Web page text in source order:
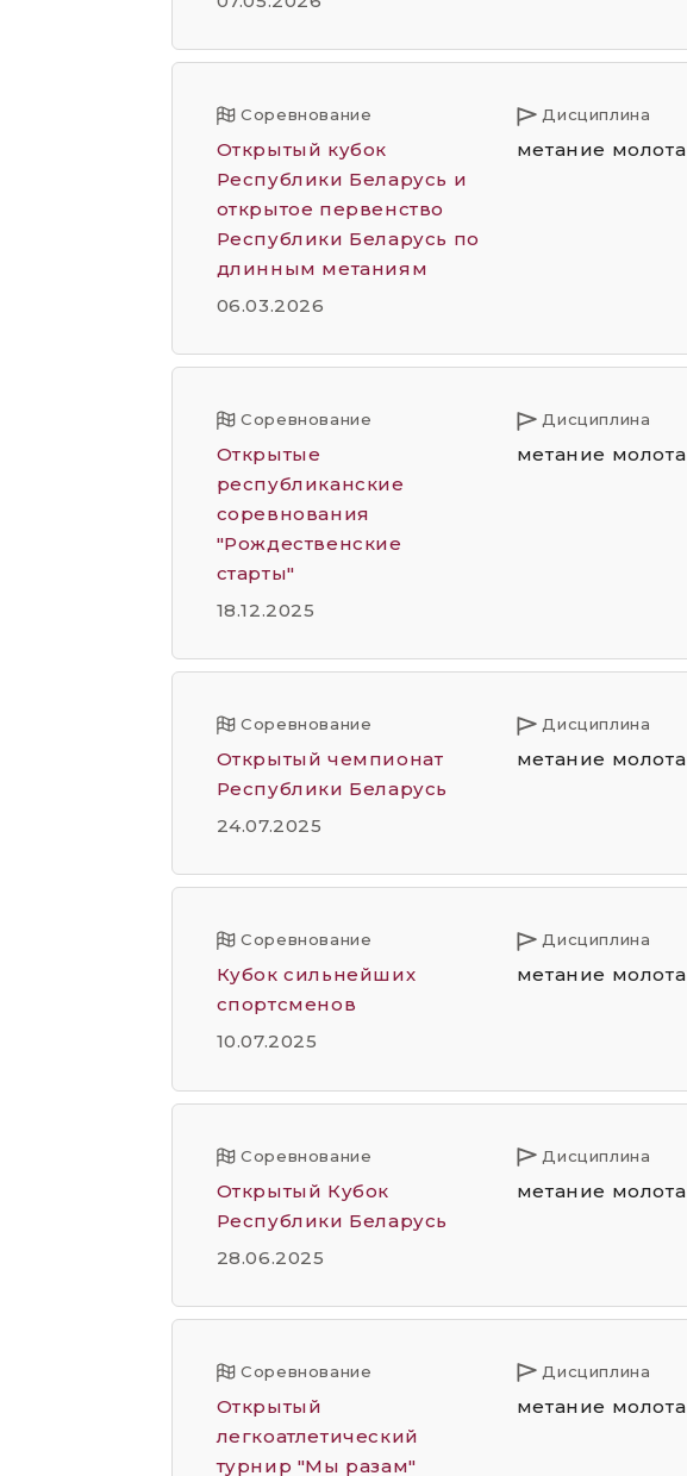
Соревнование
Открытый кубок
Республики Беларусь и
открытое первенство
Республики Беларусь по
длинным метаниям
06.03.2026
Дисциплина
метание молота
Соревнование
Открытые
республиканские
соревнования
"Рождественские
старты"
18.12.2025
Дисциплина
метание молота
Соревнование
Открытый чемпионат
Республики Беларусь
24.07.2025
Дисциплина
метание молота
Соревнование
Кубок сильнейших
спортсменов
10.07.2025
Дисциплина
метание молота
Соревнование
Открытый Кубок
Республики Беларусь
28.06.2025
Дисциплина
метание молота
Соревнование
Открытый
легкоатлетический
турнир "Мы разам"
Дисциплина
метание молота